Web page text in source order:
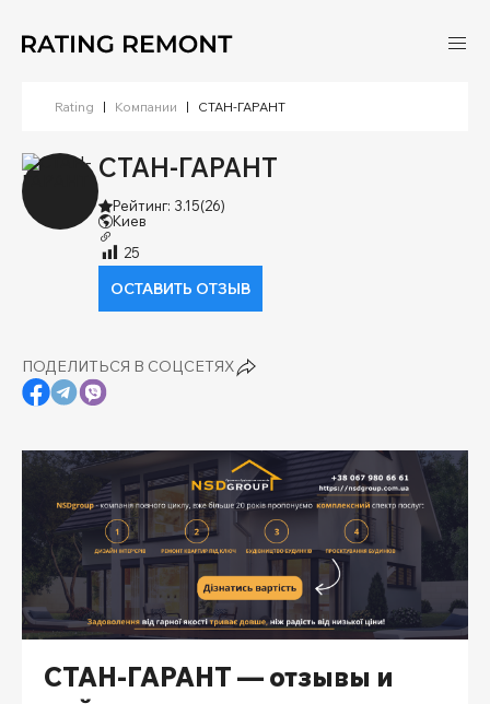
Rating | Компании | СТАН-ГАРАНТ
СТАН-ГАРАНТ
Рейтинг: 3.15(26)
Киев
25
ОСТАВИТЬ ОТЗЫВ
ПОДЕЛИТЬСЯ В СОЦСЕТЯХ
СТАН-ГАРАНТ — отзывы и